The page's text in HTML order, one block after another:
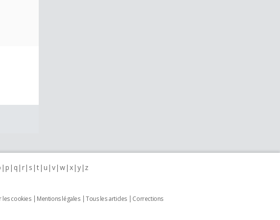
p q r s t u v w x y z
les cookies Mentions légales Tous les articles
Corrections